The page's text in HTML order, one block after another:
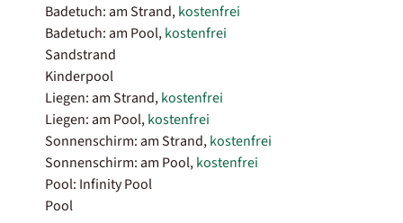
Badetuch: am Strand,kostenfrei
Badetuch: am Pool,kostenfrei
Sandstrand
Kinderpool
Liegen: am Strand,kostenfrei
Liegen: am Pool,kostenfrei
Sonnenschirm: am Strand,kostenfrei
Sonnenschirm: am Pool,kostenfrei
Pool: Infinity Pool
Pool